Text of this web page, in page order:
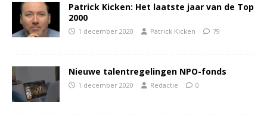
Patrick Kicken: Het laatste jaar van de Top
2000
1 december 2020 Patrick Kicken 79
Nieuwe talentregelingen NPO-fonds
1 december 2020 Redactie 0